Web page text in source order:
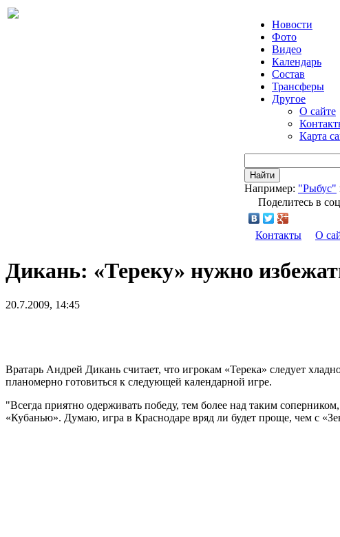
Новости
Фото
Видео
Календарь
Состав
Трансферы
Другое
О сайте
Карта
Найти
Например: "Рыбус"
Поделитесь в
Контакты О
Дикань: «Тереку» нужно
20.7.2009, 14:45
Вратарь Андрей Дикань считает, что игрокам «Терека» следует
планомерно готовиться к следующей календарной игре.
"Всегда приятно одерживать победу, тем более над таким
«Кубанью». Думаю, игра в Краснодаре вряд ли будет проще, чем с